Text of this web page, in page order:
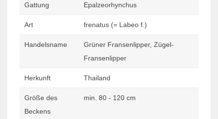
Gattung Epalzeorhynchus
Art frenatus (= Labeo f.)
Handelsname
Grüner Fransenlipper, Zügel-
Fransenlipper
Herkunft Thailand
Größe des
Beckens
min. 80 - 120 cm